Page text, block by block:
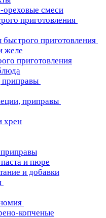
ореховые смеси
приготовления
приготовления
желе
приготовления
приправы
приправы
хрен
и пюре
и добавки
копченые